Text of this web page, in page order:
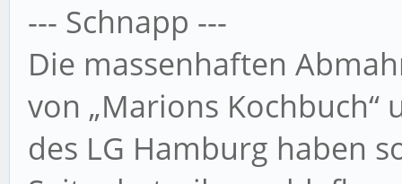
--- Schnapp ---
Die massenhaften
von „Marions
des LG Hamburg haben